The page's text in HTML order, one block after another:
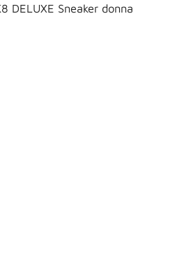
DELUXE Sneaker donna